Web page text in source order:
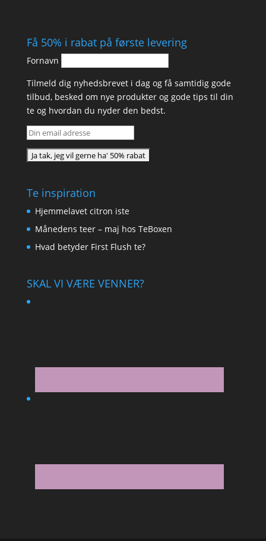
Få 50% i rabat på første levering
Fornavn
Tilmeld dig nyhedsbrevet i dag og få samtidig gode
tilbud, besked om nye produkter og gode tips til din
te og hvordan du nyder den bedst.
Te inspiration
Hjemmelavet citron iste
Månedens teer – maj hos TeBoxen
Hvad betyder First Flush te?
SKAL VI VÆRE VENNER?